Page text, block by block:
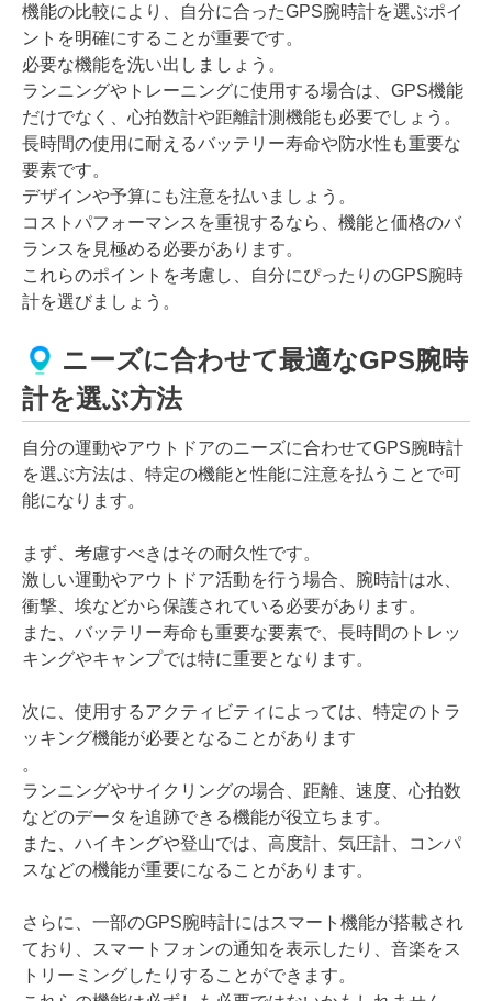
機能の比較により、自分に合ったGPS腕時計を選ぶポイ
ントを明確にすることが重要です。
必要な機能を洗い出しましょう。
ランニングやトレーニングに使用する場合は、GPS機能
だけでなく、心拍数計や距離計測機能も必要でしょう。
長時間の使用に耐えるバッテリー寿命や防水性も重要な
要素です。
デザインや予算にも注意を払いましょう。
コストパフォーマンスを重視するなら、機能と価格のバ
ランスを見極める必要があります。
これらのポイントを考慮し、自分にぴったりのGPS腕時
計を選びましょう。
ニーズに合わせて最適なGPS腕時
計を選ぶ方法
自分の運動やアウトドアのニーズに合わせてGPS腕時計
を選ぶ方法は、特定の機能と性能に注意を払うことで可
能になります。
まず、考慮すべきはその耐久性です。
激しい運動やアウトドア活動を行う場合、腕時計は水、
衝撃、埃などから保護されている必要があります。
また、バッテリー寿命も重要な要素で、長時間のトレッ
キングやキャンプでは特に重要となります。
次に、使用するアクティビティによっては、特定のトラ
ッキング機能が必要となることがあります
。
ランニングやサイクリングの場合、距離、速度、心拍数
などのデータを追跡できる機能が役立ちます。
また、ハイキングや登山では、高度計、気圧計、コンパ
スなどの機能が重要になることがあります。
さらに、一部のGPS腕時計にはスマート機能が搭載され
ており、スマートフォンの通知を表示したり、音楽をス
トリーミングしたりすることができます。